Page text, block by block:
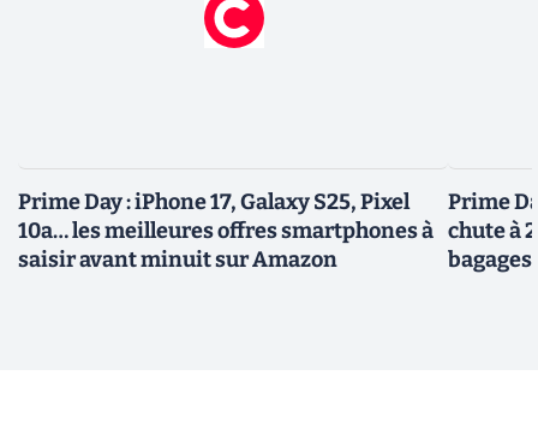
Prime Day : iPhone 17, Galaxy S25, Pixel
10a… les meilleures offres smartphones à
saisir avant minuit sur Amazon
Prime
chute à